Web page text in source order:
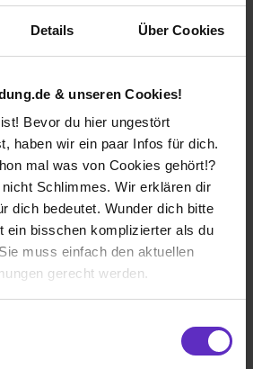
Details Über Cookies
& unseren Cookies!
Bevor du hier ungestört
haben wir ein paar Infos für dich.
mal was von Cookies gehört!?
Schlimmes. Wir erklären dir
dich bedeutet. Wunder dich bitte
ein bisschen komplizierter als du
muss einfach den aktuellen
gerecht werden.
aktivieren
/ PR, Sonstige Branchen,